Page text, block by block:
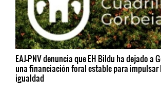
EAJ-PNV denuncia que EH Bildu ha dejado a
una financiación foral estable para
igualdad